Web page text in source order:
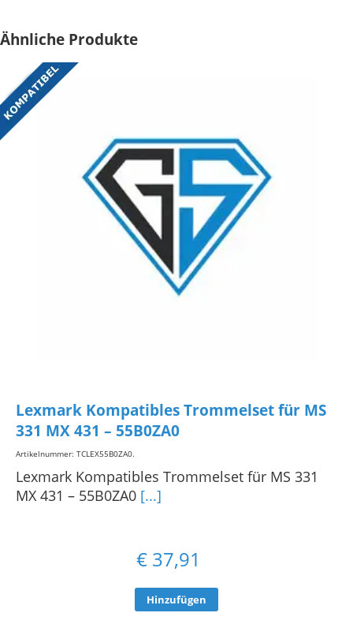
Ähnliche Produkte
Lexmark Kompatibles Trommelset für MS
331 MX 431 – 55B0ZA0
Artikelnummer: TCLEX55B0ZA0.
Lexmark Kompatibles Trommelset für MS 331
MX 431 – 55B0ZA0 [...]
€ 37,91
Hinzufügen